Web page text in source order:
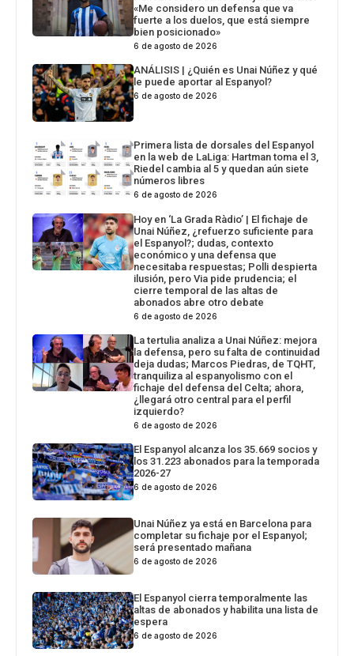
«Me considero un defensa que va
fuerte a los duelos, que está siempre
bien posicionado»
6 de agosto de 2026
ANÁLISIS | ¿Quién es Unai Núñez y qué
le puede aportar al Espanyol?
6 de agosto de 2026
Primera lista de dorsales del Espanyol
en la web de LaLiga: Hartman toma el 3,
Riedel cambia al 5 y quedan aún siete
números libres
6 de agosto de 2026
Hoy en ‘La Grada Ràdio’ | El fichaje de
Unai Núñez, ¿refuerzo suficiente para
el Espanyol?; dudas, contexto
económico y una defensa que
necesitaba respuestas; Polli despierta
ilusión, pero Via pide prudencia; el
cierre temporal de las altas de
abonados abre otro debate
6 de agosto de 2026
La tertulia analiza a Unai Núñez: mejora
la defensa, pero su falta de continuidad
deja dudas; Marcos Piedras, de TQHT,
tranquiliza al espanyolismo con el
fichaje del defensa del Celta; ahora,
¿llegará otro central para el perfil
izquierdo?
6 de agosto de 2026
El Espanyol alcanza los 35.669 socios y
los 31.223 abonados para la temporada
2026-27
6 de agosto de 2026
Unai Núñez ya está en Barcelona para
completar su fichaje por el Espanyol;
será presentado mañana
6 de agosto de 2026
El Espanyol cierra temporalmente las
altas de abonados y habilita una lista de
espera
6 de agosto de 2026